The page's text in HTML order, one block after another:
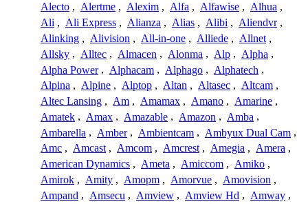
Alecto , Alertme , Alexim , Alfa , Alfawise , Alhua ,
Ali , Ali Express , Alianza , Alias , Alibi , Aliendvr ,
Alinking , Alivision , All-in-one , Alliede , Allnet ,
Allsky , Alltec , Almacen , Alonma , Alp , Alpha ,
Alpha Power , Alphacam , Alphago , Alphatech ,
Alpina , Alpine , Alptop , Altan , Altasec , Altcam ,
Altec Lansing , Am , Amamax , Amano , Amarine ,
Amatek , Amax , Amazable , Amazon , Amba ,
Ambarella , Amber , Ambientcam , Ambyux Dual Cam ,
Amc , Amcast , Amcom , Amcrest , Amegia , Amera ,
American Dynamics , Ameta , Amiccom , Amiko ,
Amirok , Amity , Amopm , Amorvue , Amovision ,
Ampand , Amsecu , Amview , Amview Hd , Amway ,